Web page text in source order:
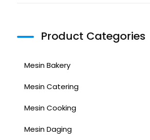
Product Categories
Mesin Bakery
Mesin Catering
Mesin Cooking
Mesin Daging